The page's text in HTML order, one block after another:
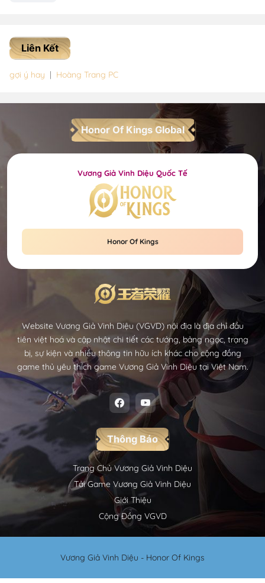
Liên Kết
gợi ý hay | Hoàng Trang PC
Honor Of Kings Global
Vương Giả Vinh Diệu Quốc Tế
Honor Of Kings
Website Vương Giả Vinh Diệu (VGVD) nội địa là địa chỉ đầu
tiên việt hoá và cập nhật chi tiết các tướng, bảng ngọc, trạng
bị, sự kiện và nhiều thông tin hữu ích khác cho cộng đồng
game thủ yêu thích game Vương Giả Vinh Diệu tại Việt Nam.
Thông Báo
Trang Chủ Vương Giả Vinh Diệu
Tải Game Vương Giả Vinh Diệu
Giới Thiệu
Cộng Đồng VGVD
Vương Giả Vinh Diệu - Honor Of Kings